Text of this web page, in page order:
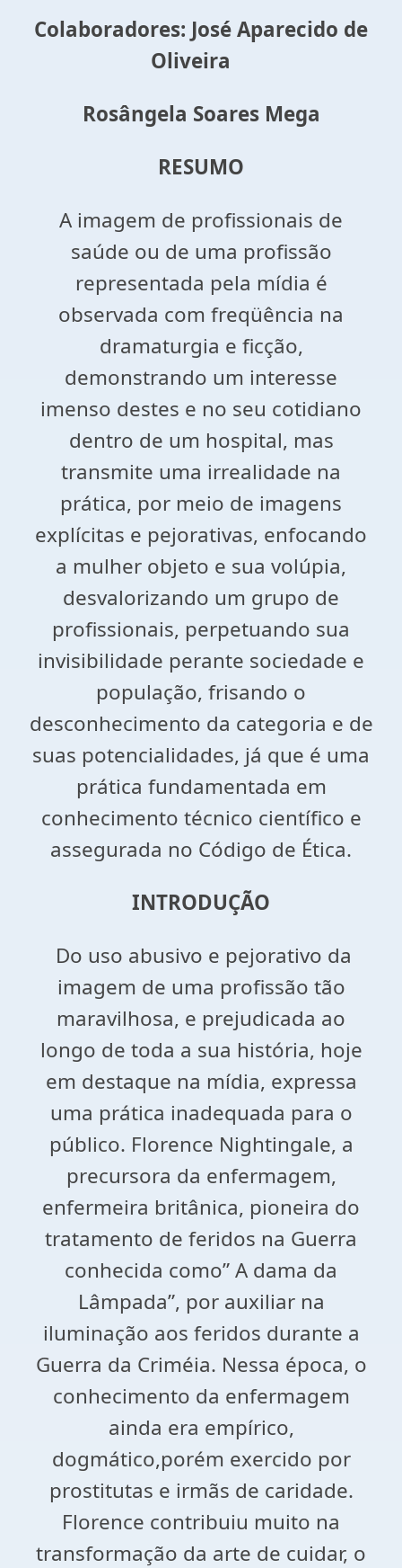
Colaboradores: José Aparecido de
Oliveira
Rosângela Soares Mega
RESUMO
A imagem de profissionais de
saúde ou de uma profissão
representada pela mídia é
observada com freqüência na
dramaturgia e ficção,
demonstrando um interesse
imenso destes e no seu cotidiano
dentro de um hospital, mas
transmite uma irrealidade na
prática, por meio de imagens
explícitas e pejorativas, enfocando
a mulher objeto e sua volúpia,
desvalorizando um grupo de
profissionais, perpetuando sua
invisibilidade perante sociedade e
população, frisando o
desconhecimento da categoria e de
suas potencialidades, já que é uma
prática fundamentada em
conhecimento técnico científico e
assegurada no Código de Ética.
INTRODUÇÃO
Do uso abusivo e pejorativo da
imagem de uma profissão tão
maravilhosa, e prejudicada ao
longo de toda a sua história, hoje
em destaque na mídia, expressa
uma prática inadequada para o
público. Florence Nightingale, a
precursora da enfermagem,
enfermeira britânica, pioneira do
tratamento de feridos na Guerra
conhecida como” A dama da
Lâmpada”, por auxiliar na
iluminação aos feridos durante a
Guerra da Criméia. Nessa época, o
conhecimento da enfermagem
ainda era empírico,
dogmático,porém exercido por
prostitutas e irmãs de caridade.
Florence contribuiu muito na
transformação da arte de cuidar, o